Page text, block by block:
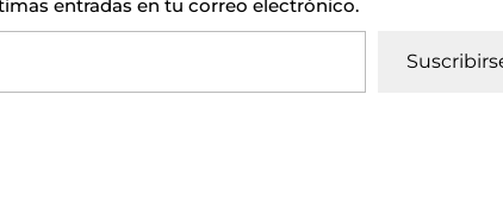
entradas en tu correo electrónico.